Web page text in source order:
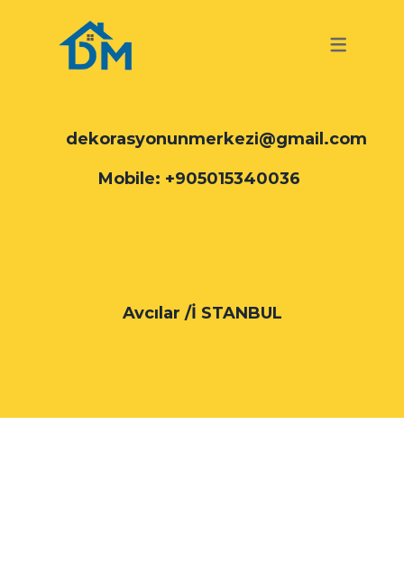
TURKISH
TURKISH
dekorasyonunmerkezi@gmail.com
Mobile: +905015340036
Avcılar /İ STANBUL